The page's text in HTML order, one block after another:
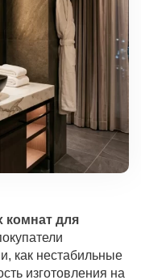
комнат для
как нестабильные
изготовления на